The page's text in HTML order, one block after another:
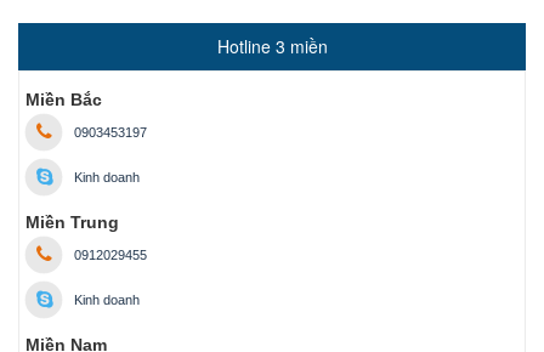
Hotline 3 miền
Miền Bắc
0903453197
Kinh doanh
Miền Trung
0912029455
Kinh doanh
Miền Nam